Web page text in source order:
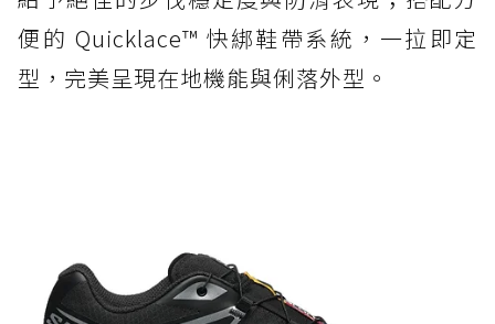
便的 Quicklace™ 快綁鞋帶系統，一拉即定
型，完美呈現在地機能與俐落外型。